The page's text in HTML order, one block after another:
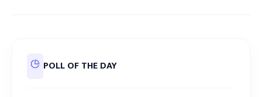
POLL OF THE DAY